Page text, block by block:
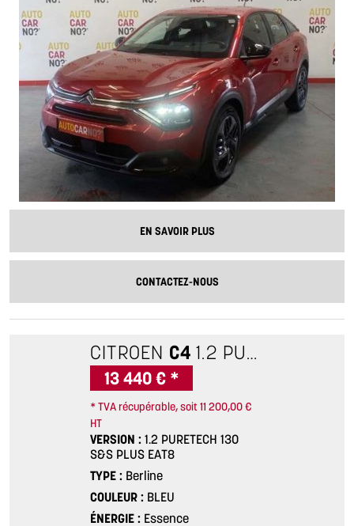
EN SAVOIR PLUS
CONTACTEZ-NOUS
CITROEN C4 1.2 PURETECH 130 S&S PLUS EAT8
13 440 € *
* TVA récupérable, soit 11 200,00 €
HT
VERSION
1.2 PURETECH 130
S&S PLUS EAT8
TYPE
Berline
COULEUR
BLEU
ÉNERGIE
Essence